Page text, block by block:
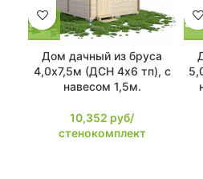
Дом дачный из бруса
4,0х7,5м (ДСН 4х6 тп), с
навесом 1,5м.
10,352 руб/
стенокомплект